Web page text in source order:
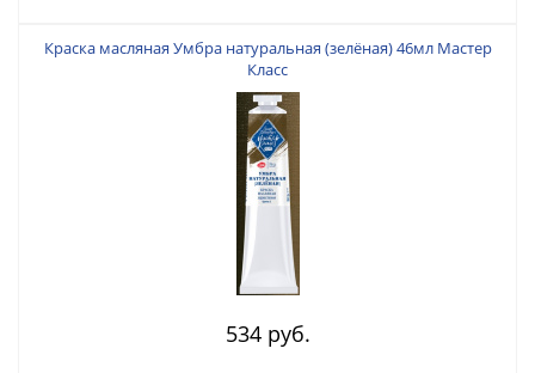
Краска масляная Умбра натуральная (зелёная) 46мл Мастер
Класс
534 руб.